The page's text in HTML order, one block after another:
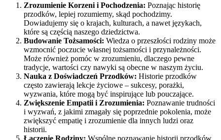
Zrozumienie Korzeni i Pochodzenia: Poznając historię
przodków, lepiej rozumiemy, skąd pochodzimy.
Dowiadujemy się o krajach, kulturach, a nawet językach,
które są częścią naszego dziedzictwa.
Budowanie Tożsamości: Wiedza o przeszłości rodziny może
wzmocnić poczucie własnej tożsamości i przynależności.
Może również pomóc w zrozumieniu, dlaczego pewne
tradycje, wartości czy nawyki są obecne w naszym życiu.
Nauka z Doświadczeń Przodków: Historie przodków
często zawierają lekcje życiowe – sukcesy, porażki,
wyzwania, które mogą być inspirujące lub pouczające.
Zwiększenie Empatii i Zrozumienia: Poznawanie trudności
i wyzwań, z jakimi zmagały się poprzednie pokolenia, może
zwiększyć empatię i zrozumienie dla innych ludzi oraz
historii.
Łączenie Rodziny: Wspólne poznawanie historii przodków